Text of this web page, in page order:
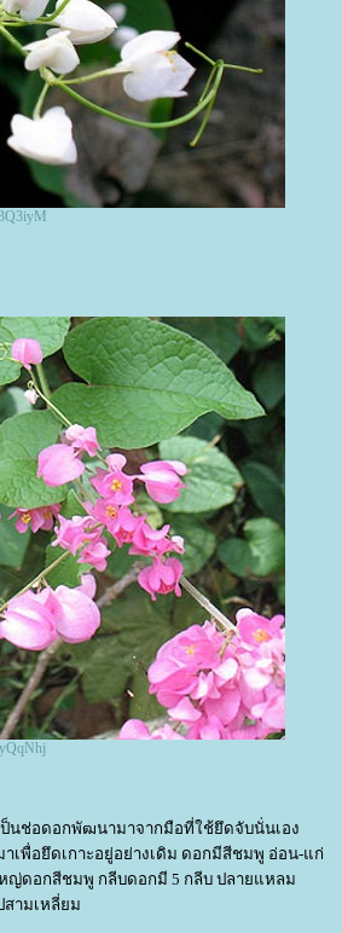
นช่อดอกพัฒนามาจากมือที่ใช้ยึดจับนั่นเอง
พื่อยึดเกาะอยู่อย่างเดิม ดอกมีสีชมพู อ่อน-แก่
ญ่ดอกสีชมพู กลีบดอกมี 5 กลีบ ปลายแหลม
สามเหลี่ยม